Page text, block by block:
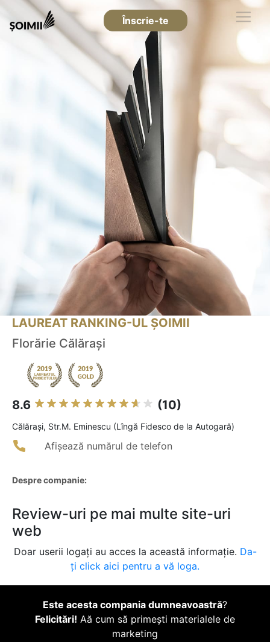
Înscrie-te
LAUREAT RANKING-UL ȘOIMII
Florărie Călărași
8.6 (10)
Călăraşi, Str.M. Eminescu (Lîngă Fidesco de la Autogară)
Afișează numărul de telefon
Despre companie:
Review-uri pe mai multe site-uri
web
Doar userii logați au acces la această informație. Da-
ți click aici pentru a vă loga.
Este acesta compania dumneavoastră?
Felicitări! Aă cum să primești materialele de
marketing